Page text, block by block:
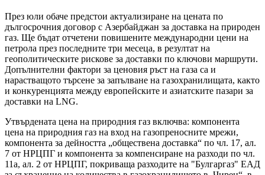
През юли обаче предстои актуализиране на цената по
дългосрочния договор с Азербайджан за доставка на природен
газ. Ще бъдат отчетени повишените международни цени на
петрола през последните три месеца, в резултат на
геополитическите рискове за доставки по ключови маршрути.
Допълнителни фактори за ценовия ръст на газа са и
нарастващото търсене за запълване на газохранилищата, както
и конкуренцията между европейските и азиатските пазари за
доставки на LNG.
Утвърдената цена на природния газ включва: компонента
цена на природния газ на вход на газопреносните мрежи,
компонента за дейността „обществена доставка“ по чл. 17, ал.
7 от НРЦПГ и компонента за компенсиране на разходи по чл.
11а, ал. 2 от НРЦПГ, покриваща разходите на "Булгаргаз" ЕАД